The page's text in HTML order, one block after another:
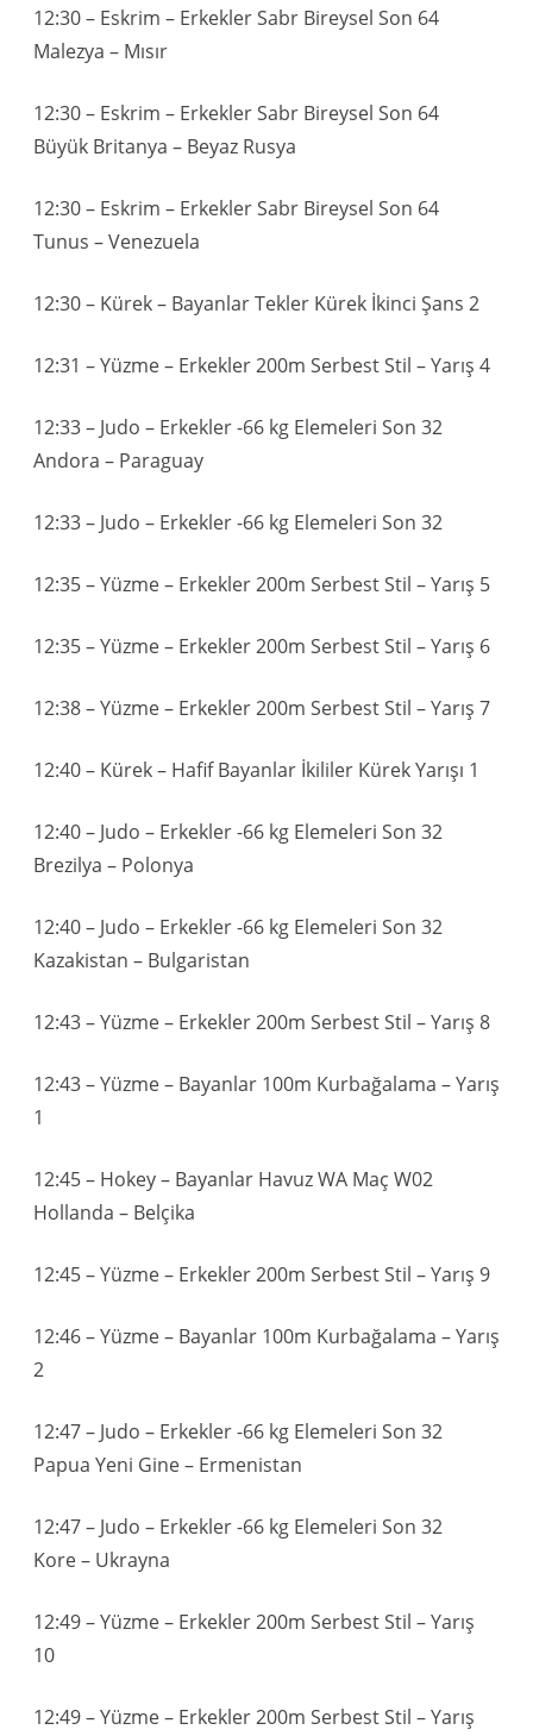
12:30 – Eskrim – Erkekler Sabr Bireysel Son 64
Malezya – Mısır
12:30 – Eskrim – Erkekler Sabr Bireysel Son 64
Büyük Britanya – Beyaz Rusya
12:30 – Eskrim – Erkekler Sabr Bireysel Son 64
Tunus – Venezuela
12:30 – Kürek – Bayanlar Tekler Kürek İkinci Şans 2
12:31 – Yüzme – Erkekler 200m Serbest Stil – Yarış 4
12:33 – Judo – Erkekler -66 kg Elemeleri Son 32
Andora – Paraguay
12:33 – Judo – Erkekler -66 kg Elemeleri Son 32
12:35 – Yüzme – Erkekler 200m Serbest Stil – Yarış 5
12:35 – Yüzme – Erkekler 200m Serbest Stil – Yarış 6
12:38 – Yüzme – Erkekler 200m Serbest Stil – Yarış 7
12:40 – Kürek – Hafif Bayanlar İkililer Kürek Yarışı 1
12:40 – Judo – Erkekler -66 kg Elemeleri Son 32
Brezilya – Polonya
12:40 – Judo – Erkekler -66 kg Elemeleri Son 32
Kazakistan – Bulgaristan
12:43 – Yüzme – Erkekler 200m Serbest Stil – Yarış 8
12:43 – Yüzme – Bayanlar 100m Kurbağalama – Yarış
1
12:45 – Hokey – Bayanlar Havuz WA Maç W02
Hollanda – Belçika
12:45 – Yüzme – Erkekler 200m Serbest Stil – Yarış 9
12:46 – Yüzme – Bayanlar 100m Kurbağalama – Yarış
2
12:47 – Judo – Erkekler -66 kg Elemeleri Son 32
Papua Yeni Gine – Ermenistan
12:47 – Judo – Erkekler -66 kg Elemeleri Son 32
Kore – Ukrayna
12:49 – Yüzme – Erkekler 200m Serbest Stil – Yarış
10
12:49 – Yüzme – Erkekler 200m Serbest Stil – Yarış